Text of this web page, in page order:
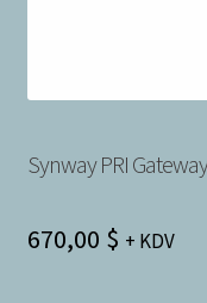
Synway PRI
670,00 $ + KDV